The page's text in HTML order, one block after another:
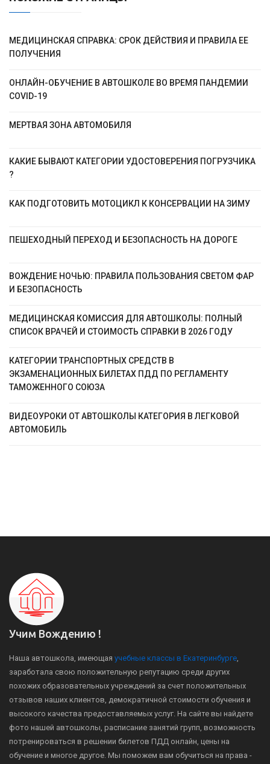
МЕДИЦИНСКАЯ СПРАВКА: СРОК ДЕЙСТВИЯ И ПРАВИЛА ЕЕ
ПОЛУЧЕНИЯ
ОНЛАЙН-ОБУЧЕНИЕ В АВТОШКОЛЕ ВО ВРЕМЯ ПАНДЕМИИ
COVID-19
МЕРТВАЯ ЗОНА АВТОМОБИЛЯ
КАКИЕ БЫВАЮТ КАТЕГОРИИ УДОСТОВЕРЕНИЯ ПОГРУЗЧИКА
?
КАК ПОДГОТОВИТЬ МОТОЦИКЛ К КОНСЕРВАЦИИ НА ЗИМУ
ПЕШЕХОДНЫЙ ПЕРЕХОД И БЕЗОПАСНОСТЬ НА ДОРОГЕ
ВОЖДЕНИЕ НОЧЬЮ: ПРАВИЛА ПОЛЬЗОВАНИЯ СВЕТОМ ФАР
И БЕЗОПАСНОСТЬ
МЕДИЦИНСКАЯ КОМИССИЯ ДЛЯ АВТОШКОЛЫ: ПОЛНЫЙ
СПИСОК ВРАЧЕЙ И СТОИМОСТЬ СПРАВКИ В 2026 ГОДУ
КАТЕГОРИИ ТРАНСПОРТНЫХ СРЕДСТВ В
ЭКЗАМЕНАЦИОННЫХ БИЛЕТАХ ПДД ПО РЕГЛАМЕНТУ
ТАМОЖЕННОГО СОЮЗА
ВИДЕОУРОКИ ОТ АВТОШКОЛЫ КАТЕГОРИЯ B ЛЕГКОВОЙ
АВТОМОБИЛЬ
Учим Вождению !
Наша автошкола, имеющая учебные классы в Екатеринбурге,
заработала свою положительную репутацию среди других
похожих образовательных учреждений за счет положительных
отзывов наших клиентов, демократичной стоимости обучения и
высокого качества предоставляемых услуг. На сайте вы найдете
фото нашей автошколы, расписание занятий групп, возможность
потренироваться в решении билетов ПДД онлайн, цены на
обучение и многое другое. Мы поможем вам обучиться на права -